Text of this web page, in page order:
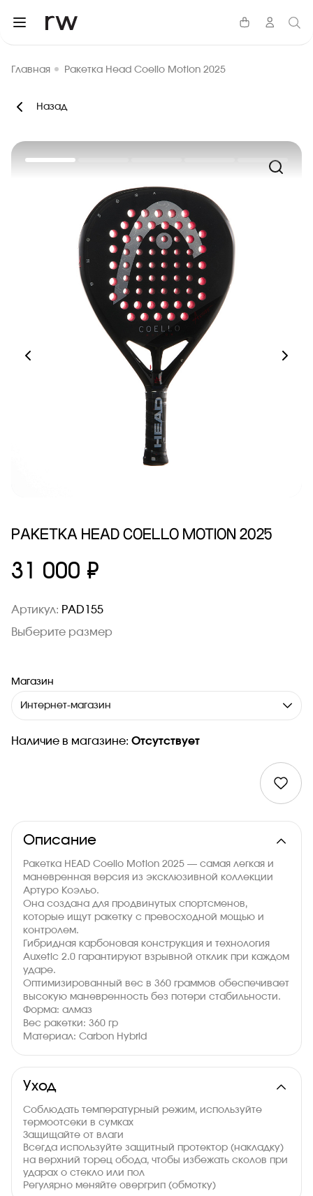
Главная Ракетка Head Coello Motion 2025
Назад
РАКЕТКА HEAD COELLO MOTION 2025
31 000 ₽
Артикул: PAD155
Выберите размер
Магазин
Интернет-магазин
Наличие в магазине: Отсутствует
Описание
Ракетка HEAD Coello Motion 2025 — самая легкая и
маневренная версия из эксклюзивной коллекции
Артуро Коэльо.
Она создана для продвинутых спортсменов,
которые ищут ракетку с превосходной мощью и
контролем.
Гибридная карбоновая конструкция и технология
Auxetic 2.0 гарантируют взрывной отклик при каждом
ударе.
Оптимизированный вес в 360 граммов обеспечивает
высокую маневренность без потери стабильности.
Форма: алмаз
Вес ракетки: 360 гр
Материал: Carbon Hybrid
Уход
Соблюдать температурный режим, используйте
термоотсеки в сумках
Защищайте от влаги
Всегда используйте защитный протектор (накладку)
на верхний торец обода, чтобы избежать сколов при
ударах о стекло или пол
Регулярно меняйте овергрип (обмотку)